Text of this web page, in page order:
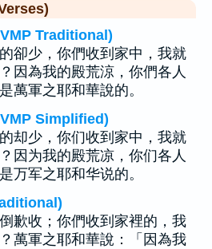
Traditional)
卻少，你們收到家中，我就
因為我的殿荒涼，你們各人
萬軍之耶和華說的。
Simplified)
却少，你们收到家中，我就
因为我的殿荒凉，你们各人
万军之耶和华说的。
歉收；你們收到家裡的，我
萬軍之耶和華說：「因為我